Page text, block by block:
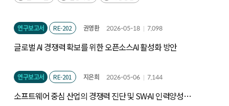
연구보고서 RE-202 권영환 2026-05-18 7,098
글로벌 AI 경쟁력 확보를 위한 오픈소스AI 활성화 방안
연구보고서 RE-201 지은희 2026-05-06 7,144
소프트웨어 중심 산업의 경쟁력 진단 및 SW·AI 인력양성